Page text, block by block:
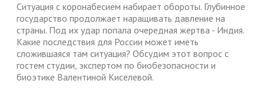
Ситуация с коронабесием набирает обороты. Глубинное
государство продолжает наращивать давление на
страны. Под их удар попала очередная жертва - Индия.
Какие последствия для России может иметь
сложившаяся там ситуация? Обсудим этот вопрос с
гостем студии, экспертом по биобезопасности и
биоэтике Валентиной Киселевой.